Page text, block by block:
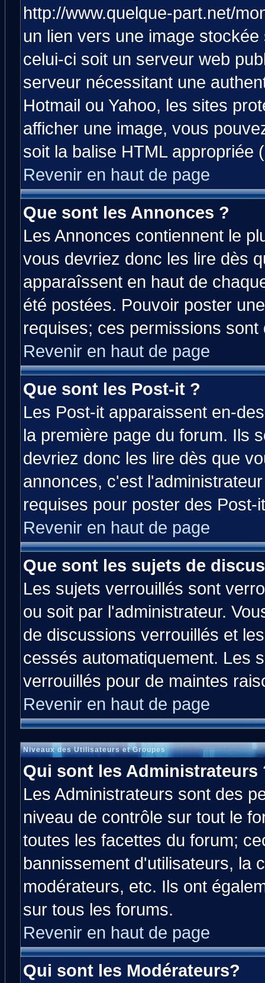
http://www.quelque-part.net/
un lien vers une image
celui-ci soit un serveur web
serveur nécessitant une
Hotmail ou Yahoo, les sites
afficher une image, vous
soit la balise HTML appropriée
Revenir en haut de page
Que sont les Annonces ?
Les Annonces contiennent le
vous devriez donc les lire dès
apparaîssent en haut de
été postées. Pouvoir poster
requises; ces permissions
Revenir en haut de page
Que sont les Post-it ?
Les Post-it apparaissent en-
la première page du forum. Ils
devriez donc les lire dès que
annonces, c'est
requises pour poster des Post-
Revenir en haut de page
Que sont les sujets de
Les sujets verrouillés sont
ou soit par l'administrateur.
de discussions verrouillés et
cessés automatiquement. Les
verrouillés pour de maintes
Revenir en haut de page
Niveaux des Utilisateurs et Groupes
Qui sont les Administrateurs
Les Administrateurs sont des
niveau de contrôle sur tout le
toutes les facettes du forum;
bannissement d'utilisateurs, la
modérateurs, etc. Ils ont
sur tous les forums.
Revenir en haut de page
Qui sont les Modérateurs?